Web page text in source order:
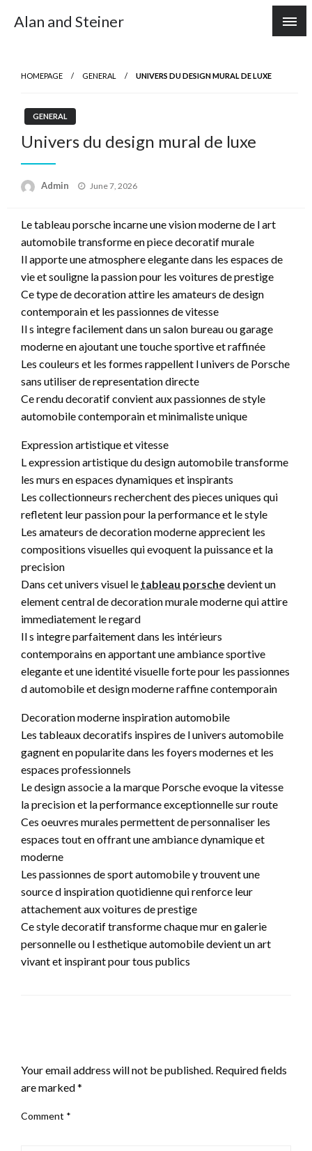
Alan and Steiner
HOMEPAGE GENERAL UNIVERS DU DESIGN MURAL DE LUXE
GENERAL
Univers du design mural de luxe
Admin
Posted
June 7, 2026
Le tableau porsche incarne une vision moderne de l art
automobile transforme en piece decoratif murale
Il apporte une atmosphere elegante dans les espaces de
vie et souligne la passion pour les voitures de prestige
Ce type de decoration attire les amateurs de design
contemporain et les passionnes de vitesse
Il s integre facilement dans un salon bureau ou garage
moderne en ajoutant une touche sportive et raffinée
Les couleurs et les formes rappellent l univers de Porsche
sans utiliser de representation directe
Ce rendu decoratif convient aux passionnes de style
automobile contemporain et minimaliste unique
Expression artistique et vitesse
L expression artistique du design automobile transforme
les murs en espaces dynamiques et inspirants
Les collectionneurs recherchent des pieces uniques qui
refletent leur passion pour la performance et le style
Les amateurs de decoration moderne apprecient les
compositions visuelles qui evoquent la puissance et la
precision
Dans cet univers visuel le tableau porschedevient un
element central de decoration murale moderne qui attire
immediatement le regard
Il s integre parfaitement dans les intérieurs
contemporains en apportant une ambiance sportive
elegante et une identité visuelle forte pour les passionnes
d automobile et design moderne raffine contemporain
Decoration moderne inspiration automobile
Les tableaux decoratifs inspires de l univers automobile
gagnent en popularite dans les foyers modernes et les
espaces professionnels
Le design associe a la marque Porsche evoque la vitesse
la precision et la performance exceptionnelle sur route
Ces oeuvres murales permettent de personnaliser les
espaces tout en offrant une ambiance dynamique et
moderne
Les passionnes de sport automobile y trouvent une
source d inspiration quotidienne qui renforce leur
attachement aux voitures de prestige
Ce style decoratif transforme chaque mur en galerie
personnelle ou l esthetique automobile devient un art
vivant et inspirant pour tous publics
Your email address will not be published. Required fields
are marked*
Comment *